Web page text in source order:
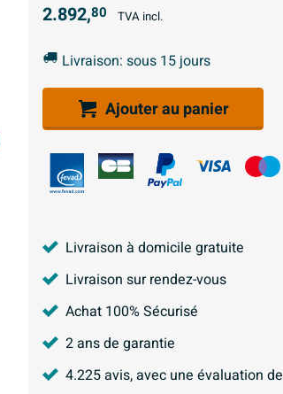
2.892,80 TVA incl.
Livraison: sous 15 jours
Ajouter au panier
Livraison à domicile gratuite
Livraison sur rendez-vous
Achat 100% Sécurisé
2 ans de garantie
4.225avis, avec une évaluation de